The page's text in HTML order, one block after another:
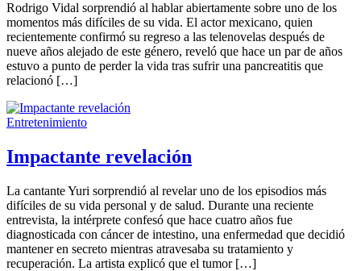
Rodrigo Vidal sorprendió al hablar abiertamente sobre uno de los
momentos más difíciles de su vida. El actor mexicano, quien
recientemente confirmó su regreso a las telenovelas después de
nueve años alejado de este género, reveló que hace un par de años
estuvo a punto de perder la vida tras sufrir una pancreatitis que
relacionó […]
Entretenimiento
Impactante revelación
La cantante Yuri sorprendió al revelar uno de los episodios más
difíciles de su vida personal y de salud. Durante una reciente
entrevista, la intérprete confesó que hace cuatro años fue
diagnosticada con cáncer de intestino, una enfermedad que decidió
mantener en secreto mientras atravesaba su tratamiento y
recuperación. La artista explicó que el tumor […]